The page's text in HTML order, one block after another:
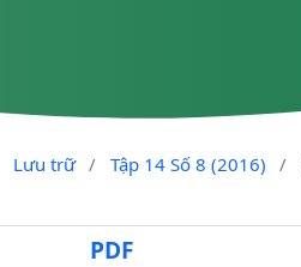
Lưu trữ / Tập 14 Số 8 (2016) /
PDF